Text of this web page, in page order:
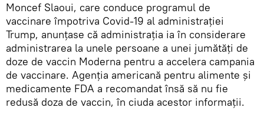
Moncef Slaoui, care conduce programul de
vaccinare împotriva Covid-19 al administrației
Trump, anunțase că administrația ia în considerare
administrarea la unele persoane a unei jumătăţi de
doze de vaccin Moderna pentru a accelera campania
de vaccinare. Agenția americană pentru alimente și
medicamente FDA a recomandat însă să nu fie
redusă doza de vaccin, în ciuda acestor informații.